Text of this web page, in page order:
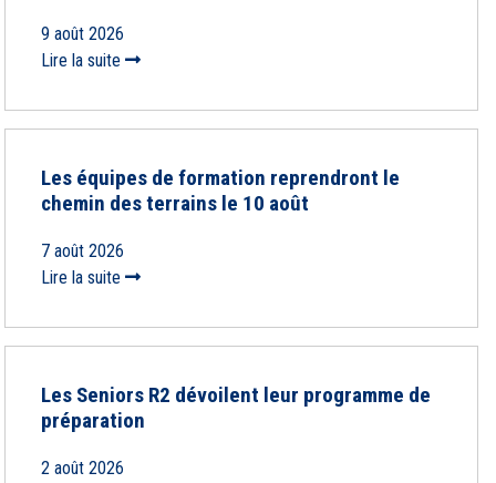
9 août 2026
Lire la suite
Les équipes de formation reprendront le
chemin des terrains le 10 août
7 août 2026
Lire la suite
Les Seniors R2 dévoilent leur programme de
préparation
2 août 2026